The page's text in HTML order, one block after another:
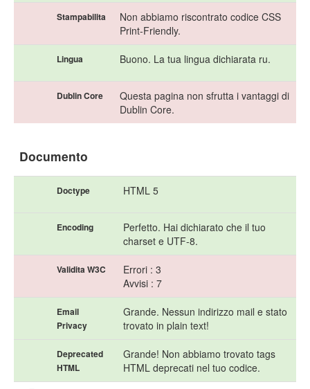
Stampabilita
Non abbiamo riscontrato codice CSS
Print-Friendly.
Lingua Buono. La tua lingua dichiarata ru.
Dublin Core
Questa pagina non sfrutta i vantaggi di
Dublin Core.
Documento
Doctype HTML 5
Encoding
Perfetto. Hai dichiarato che il tuo
charset e UTF-8.
Validita W3C
Errori : 3
Avvisi : 7
Email
Privacy
Grande. Nessun indirizzo mail e stato
trovato in plain text!
Deprecated
HTML
Grande! Non abbiamo trovato tags
HTML deprecati nel tuo codice.